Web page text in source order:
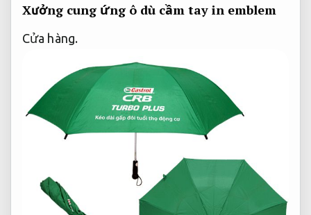
Xưởng cung ứng ô dù cầm tay in emblem
Cửa hàng.